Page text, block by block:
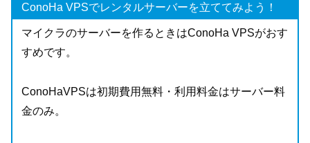
ConoHa VPSでレンタルサーバーを立ててみよう！
マイクラのサーバーを作るときはConoHa VPSがおす
すめです。
ConoHaVPSは初期費用無料・利用料金はサーバー料
金のみ。